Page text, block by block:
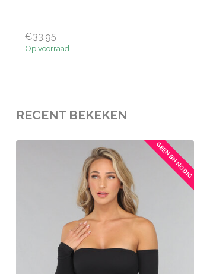
€33,95
Op voorraad
RECENT BEKEKEN
GEEN BH NODIG